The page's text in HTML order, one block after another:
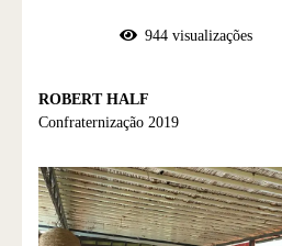
944visualizações
ROBERT HALF
Confraternização 2019